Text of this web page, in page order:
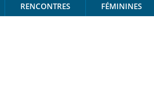
RENCONTRES FÉMININES